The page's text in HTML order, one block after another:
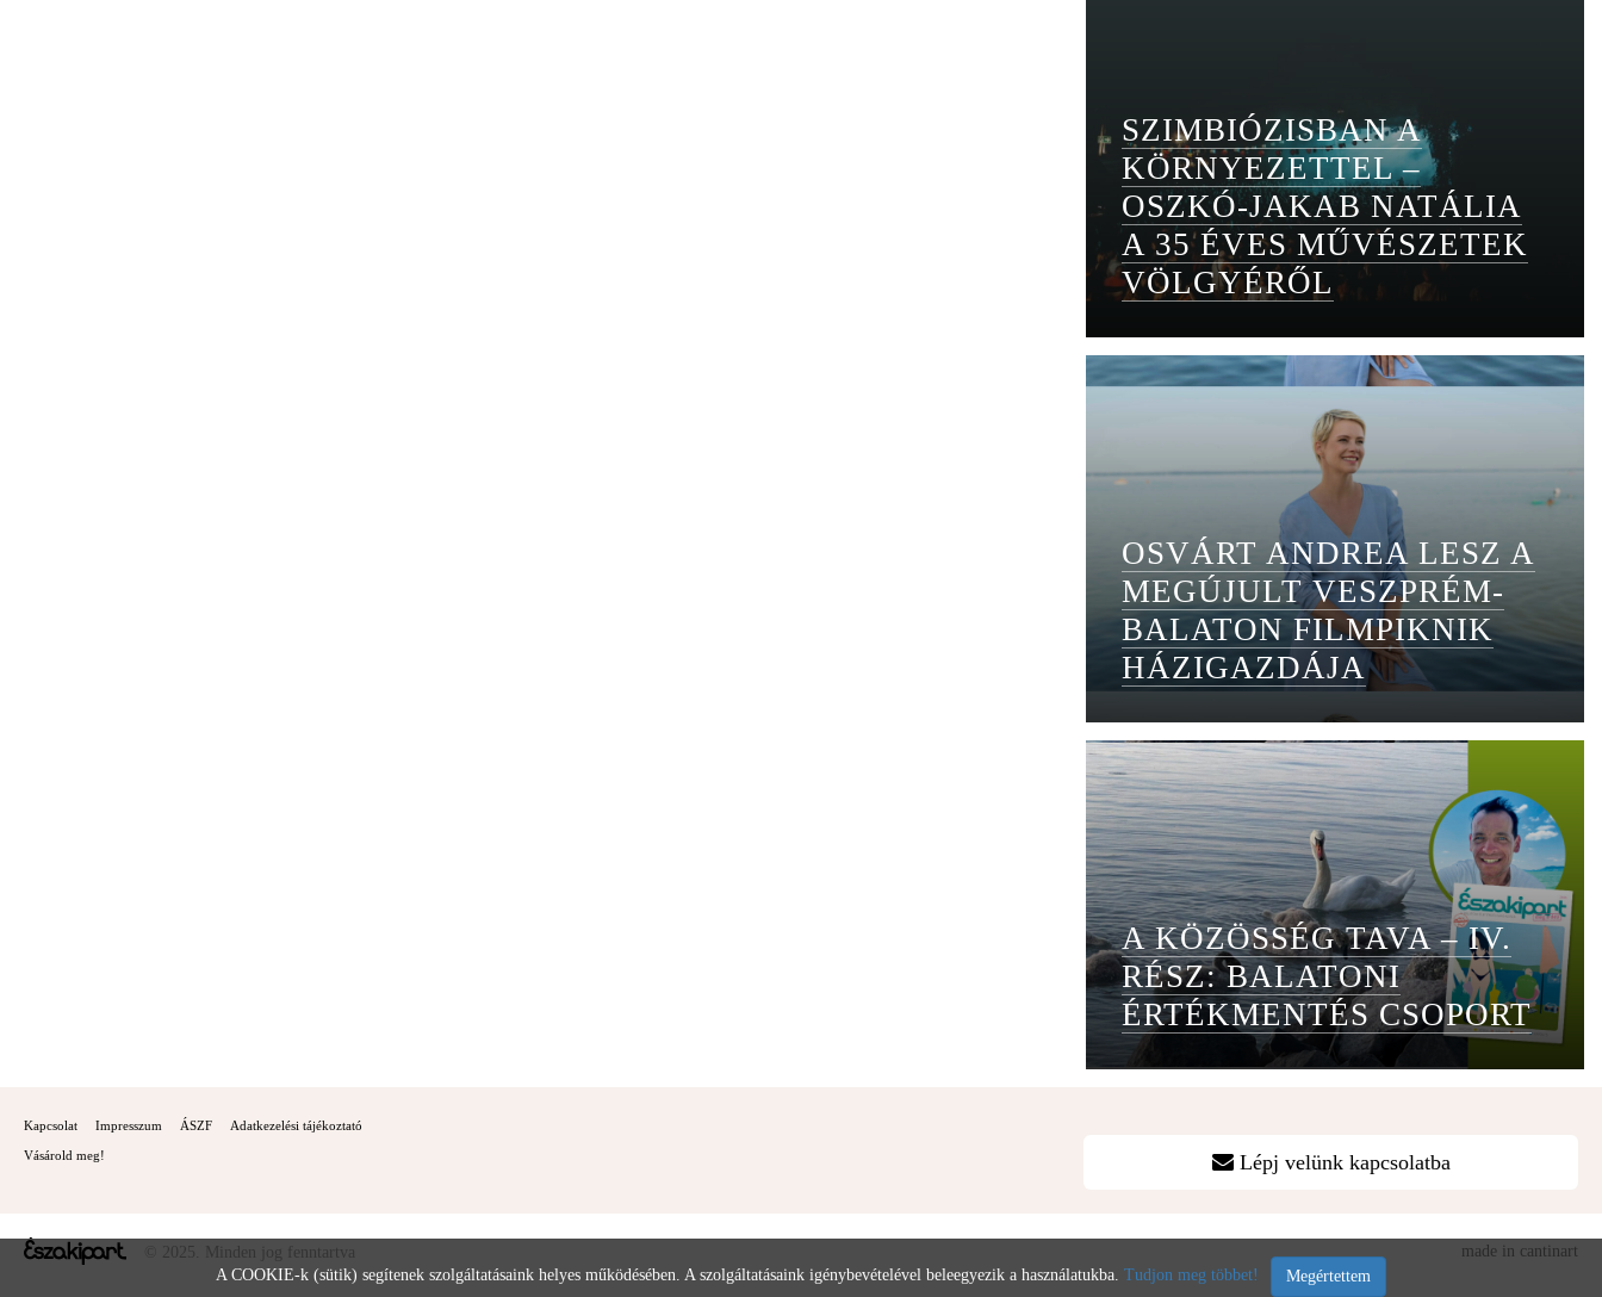
SZIMBIÓZISBAN A
KÖRNYEZETTEL –
OSZKÓ-JAKAB NATÁLIA
A 35 ÉVES MŰVÉSZETEK
VÖLGYÉRŐL
OSVÁRT ANDREA LESZ A
MEGÚJULT VESZPRÉM-
BALATON FILMPIKNIK
HÁZIGAZDÁJA
A KÖZÖSSÉG TAVA – IV.
RÉSZ: BALATONI
ÉRTÉKMENTÉS CSOPORT
Kapcsolat Impresszum ÁSZF Adatkezelési tájékoztató
Vásárold meg! Lépj velünk kapcsolatba
© 2025. Minden jog fenntartva
made in cantinart
A COOKIE-k (sütik) segítenek szolgáltatásaink helyes működésében. A szolgáltatásaink igénybevételével beleegyezik a használatukba. Tudjon meg többet! Megértettem